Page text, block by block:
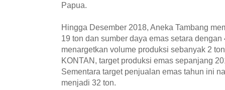
Papua.
Hingga Desember 2018, Aneka Tambang
19 ton dan sumber daya emas setara
menargetkan volume produksi sebanyak 2
KONTAN, target produksi emas sepanjang
Sementara target penjualan emas tahun ini
menjadi 32 ton.